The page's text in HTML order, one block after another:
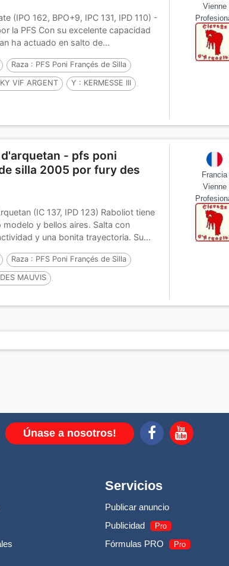
(IPO 162, BPO+9, IPC 131, IPD 110) -
la PFS Con su excelente capacidad
ha actuado en salto de...
Raza : PFS Poni Françés de Silla
VIF ARGENT Y : KERMESSE III
Vienne
- pfs poni
silla 2005 por fury des
(IC 137, IPD 123) Raboliot tiene
modelo y bellos aires. Salta con
y una bonita trayectoria. Su...
Raza : PFS Poni Françés de Silla
MAUVIS
Francia
Vienne
Únase a nosotros!
Servicios
Publicar anuncio
Publicidad
Pro
Fórmulas PRO Pro